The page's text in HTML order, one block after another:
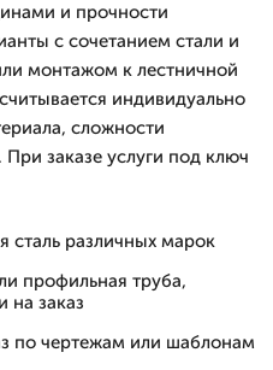
и прочности
с сочетанием стали и
монтажом к лестничной
индивидуально
сложности
заказе услуги под ключ
различных марок
профильная труба,
на заказ
по чертежам или шаблонам